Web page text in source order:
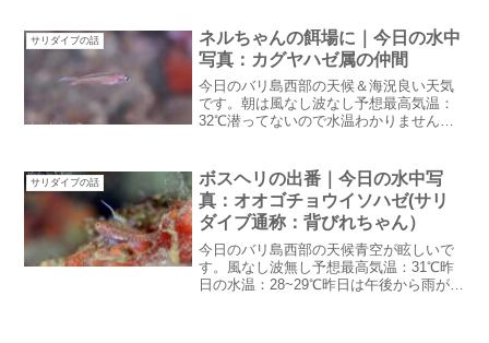
久しぶりに夕焼けが見られました：笑最
後に見たのはいつだろ...
サリダイブの話
ネルちゃんの餌場に｜今日の水中
写真：カグヤハゼ属の仲間
今日のバリ島西部の天候＆海況良い天気
です。朝は風なし波なし予想最高気温：
32℃潜ってないので水温わかりません今
に！！ネルちゃんの餌場に・・ふとオフ
ィスのドアを開けると・...
サリダイブの話
ボスヘリの出番｜今日の水中写
真：オオゴチョウイソハゼ(サリ
ダイブ通称：背びれちゃん）
今日のバリ島西部の天候青空が眩しいで
す。風なし波無し予想最高気温：31℃昨
日の水温：28~29℃昨日は午後から雨が降